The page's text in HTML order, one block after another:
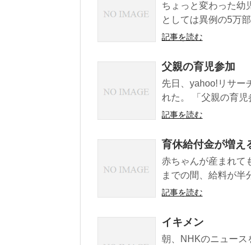
ちょっと変わった幼
としては異例の5万
記事を読む
父親の育児参加
先日、yahoo!リサ
れた。 「父親の育
記事を読む
育休給付金が増え
赤ちゃんが産まれて
までの間、給料が半
記事を読む
イキメン
朝、NHKのニュース